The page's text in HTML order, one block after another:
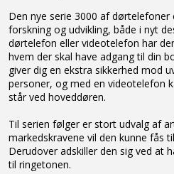
Den nye serie 3000 af
forskning og udvikling, både i nyt
dørtelefon eller videotelefon har
hvem der skal have adgang til din
giver dig en ekstra sikkerhed mod
personer, og med en videotelefon
står ved hoveddøren.
Til serien følger er stort udvalg af
markedskravene vil den kunne fås
Derudover adskiller den sig ved at
til ringetonen.